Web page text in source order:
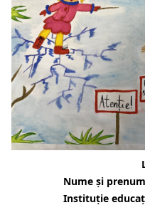
Nume și
Instituție